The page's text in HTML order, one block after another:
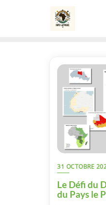
31 OCTOBRE
Le Défi du
du Pays le